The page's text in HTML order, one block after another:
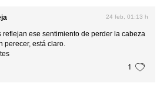
24 feb, 01:13 h
reflejan ese sentimiento de perder la cabeza
perecer, está claro.
1